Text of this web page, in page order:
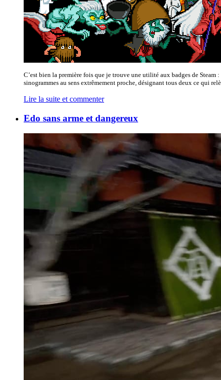
C’est bien la première fois que je trouve une utilité aux badges de
sinogrammes au sens extrêmement proche, désignant tous deux ce qui
Lire la suite et commenter
Edo sans arme et dangereux